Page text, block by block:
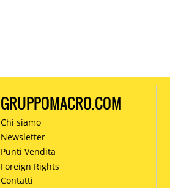
GRUPPOMACRO.COM
Chi siamo
Newsletter
Punti Vendita
Foreign Rights
Contatti